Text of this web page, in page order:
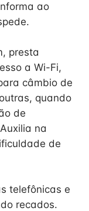
ao
presta
a Wi-Fi,
câmbio de
quando
de
na
de
telefônicas e
recados.